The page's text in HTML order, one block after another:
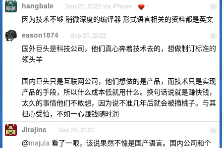
3
hangbale Sep 25, 2022 via iPhone 1
因为技术不够 稍微深度的编译器 形式语言相关的资料都是英文
4
eason1874 Sep 25, 2022
国外巨头是科技公司，他们真心奔着技术去的，想做制订标准的
领头羊
国内巨头只是互联网公司，他们想做的是产品，而技术只是实现
产品的手段，所以什么成本低就用什么。换句话说就是赚快钱，
太久的事情他们不敢想，因为说不准几年后就会被摘桃子。与其
担心受怕，不如一心赚钱随时润
5
Jirajine Sep 25, 2022
@majula 看了一眼，该说果然不愧是国产语言。国内公司和个